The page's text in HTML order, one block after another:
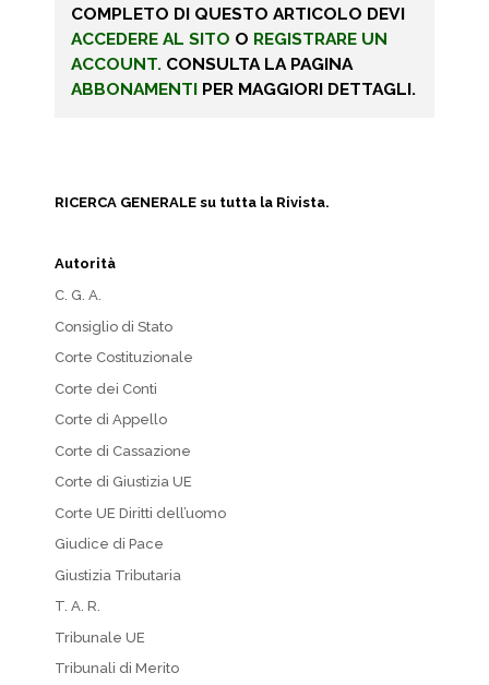
COMPLETO DI QUESTO ARTICOLO DEVI
ACCEDERE AL SITO O REGISTRARE UN
ACCOUNT. CONSULTA LA PAGINA
ABBONAMENTI PER MAGGIORI DETTAGLI.
RICERCA GENERALE su tutta la Rivista.
Autorità
C. G. A.
Consiglio di Stato
Corte Costituzionale
Corte dei Conti
Corte di Appello
Corte di Cassazione
Corte di Giustizia UE
Corte UE Diritti dell’uomo
Giudice di Pace
Giustizia Tributaria
T. A. R.
Tribunale UE
Tribunali di Merito